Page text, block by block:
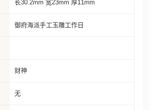
长30.2mm 宽23mm 厚11mm
御府海派手工玉雕工作日
财神
无